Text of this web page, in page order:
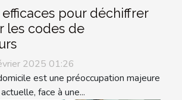
pour déchiffrer
les codes de
2025 01:26
est une préoccupation majeure
face à une...